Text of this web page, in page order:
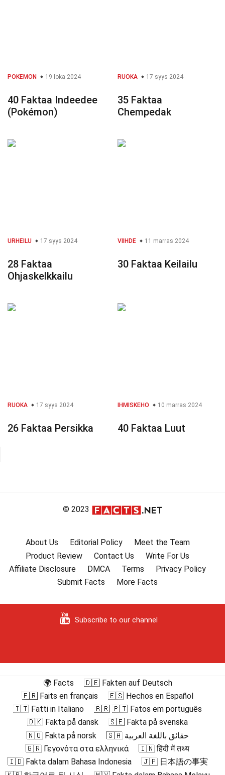
POKEMON 19 loka 2024
40 Faktaa Indeedee
(Pokémon)
RUOKA 17 syys 2024
35 Faktaa
Chempedak
URHEILU 17 syys 2024
28 Faktaa
Ohjaskelkkailu
VIIHDE 11 marras 2024
30 Faktaa Keilailu
RUOKA 17 syys 2024
26 Faktaa Persikka
IHMISKEHO 10 marras 2024
40 Faktaa Luut
© 2023
About Us Editorial Policy
Meet the Team
Product Review
Contact Us
Write For Us
Affiliate Disclosure
DMCA Terms
Privacy Policy
Submit Facts
More Facts
Subscribe to our channel
🌍 Facts
🇩🇪 Fakten auf Deutsch
🇫🇷 Faits en français
🇪🇸 Hechos en Español
🇮🇹 Fatti in Italiano
🇧🇷 🇵🇹 Fatos em português
🇩🇰 Fakta på dansk
🇸🇪 Fakta på svenska
🇳🇴 Fakta på norsk
🇸🇦 حقائق باللغة العربية
🇬🇷 Γεγονότα στα ελληνικά
🇮🇳 हिंदी में तथ्य
🇮🇩 Fakta dalam Bahasa Indonesia
🇯🇵 日本語の事実